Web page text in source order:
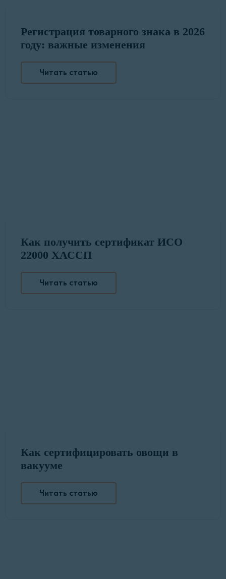
Регистрация товарного знака в 2026
году: важные изменения
Читать статью
Как получить сертификат ИСО
22000 ХАССП
Читать статью
Как сертифицировать овощи в
вакууме
Читать статью